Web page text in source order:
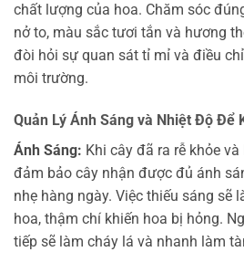
chất lượng của hoa. Chăm sóc
nở to, màu sắc tươi tắn và hương
đòi hỏi sự quan sát tỉ mỉ và điều
môi trường.
Quản Lý Ánh Sáng và Nhiệt Độ Để
Ánh Sáng: Khi cây đã ra rễ khỏe
đảm bảo cây nhận được đủ ánh
nhẹ hàng ngày. Việc thiếu sáng sẽ
hoa, thậm chí khiến hoa bị hỏng.
tiếp sẽ làm cháy lá và nhanh làm